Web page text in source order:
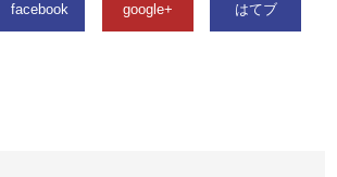
facebook google+ はてブ